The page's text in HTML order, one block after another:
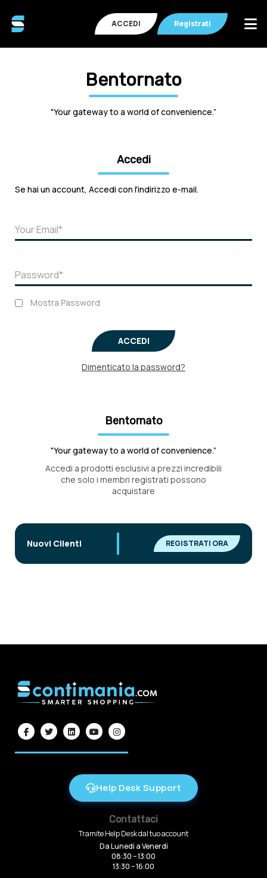
ACCEDI Registrati
Bentornato
"Your gateway to a world of convenience.”
Accedi
Se hai un account, Accedi con l'indirizzo e-mail.
Mostra Password
ACCEDI
Dimenticato la password?
Bentornato
"Your gateway to a world of convenience.”
Accedi a prodotti esclusivi a prezzi incredibili
che solo i membri registrati possono
acquistare
Nuovi Clienti REGISTRATI ORA
Help Desk Support
Contattaci
Tramite Help Desk dal tuo account
Da Lunedi a Venerdi
08:30 – 13:00
13:30 – 16:00